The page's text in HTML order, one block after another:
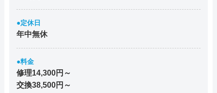
●定休日
年中無休
●料金
修理14,300円～
交換38,500円～